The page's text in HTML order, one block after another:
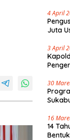
4 April
Juta
3 April
30
16
14